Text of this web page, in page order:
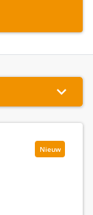
Nieuw